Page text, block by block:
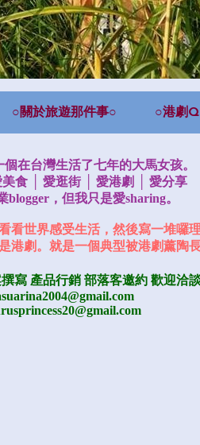
○關於旅遊那件事○ ○港劇
在台灣生活了七年的大馬女孩。
食 │ 愛逛街 │ 愛港劇 │ 愛分享
blogger，但我只是愛sharing。
看世界感受生活，然後寫一堆囉理
港劇。就是一個典型被港劇薰陶
寫 產品行銷 部落客邀約 歡迎洽